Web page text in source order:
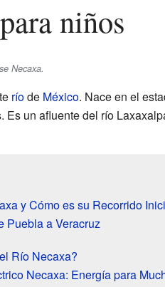
niños
Necaxa.
ríode México. Nace en el
Es un afluente del río
y Cómo es su Recorrido
Puebla a Veracruz
Río Necaxa?
Necaxa: Energía para